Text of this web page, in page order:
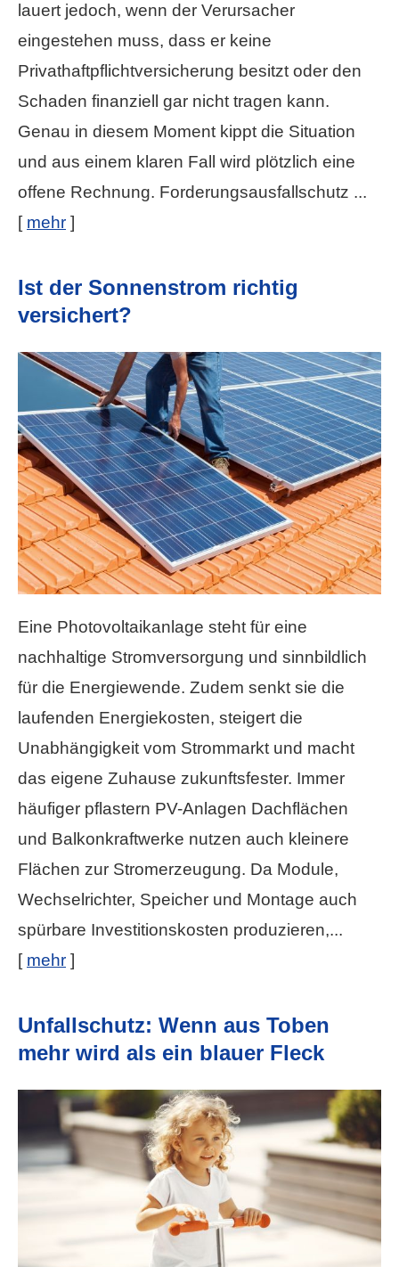
lauert jedoch, wenn der Verursacher
eingestehen muss, dass er keine
Privathaftpflichtversicherung besitzt oder den
Schaden finanziell gar nicht tragen kann.
Genau in diesem Moment kippt die Situation
und aus einem klaren Fall wird plötzlich eine
offene Rechnung. Forderungsausfallschutz ...
[ mehr ]
Ist der Sonnenstrom richtig
versichert?
Eine Photovoltaikanlage steht für eine
nachhaltige Stromversorgung und sinnbildlich
für die Energiewende. Zudem senkt sie die
laufenden Energiekosten, steigert die
Unabhängigkeit vom Strommarkt und macht
das eigene Zuhause zukunftsfester. Immer
häufiger pflastern PV-Anlagen Dachflächen
und Balkonkraftwerke nutzen auch kleinere
Flächen zur Stromerzeugung. Da Module,
Wechselrichter, Speicher und Montage auch
spürbare Investitionskosten produzieren,...
[ mehr ]
Unfallschutz: Wenn aus Toben
mehr wird als ein blauer Fleck